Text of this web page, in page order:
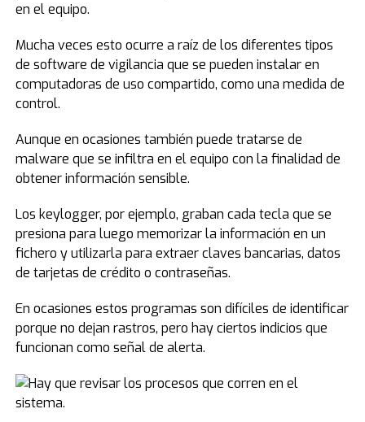
en el equipo.
Mucha veces esto ocurre a raíz de los diferentes tipos
de software de vigilancia que se pueden instalar en
computadoras de uso compartido, como una medida de
control.
Aunque en ocasiones también puede tratarse de
malware que se infiltra en el equipo con la finalidad de
obtener información sensible.
Los keylogger, por ejemplo, graban cada tecla que se
presiona para luego memorizar la información en un
fichero y utilizarla para extraer claves bancarias, datos
de tarjetas de crédito o contraseñas.
En ocasiones estos programas son difíciles de identificar
porque no dejan rastros, pero hay ciertos indicios que
funcionan como señal de alerta.